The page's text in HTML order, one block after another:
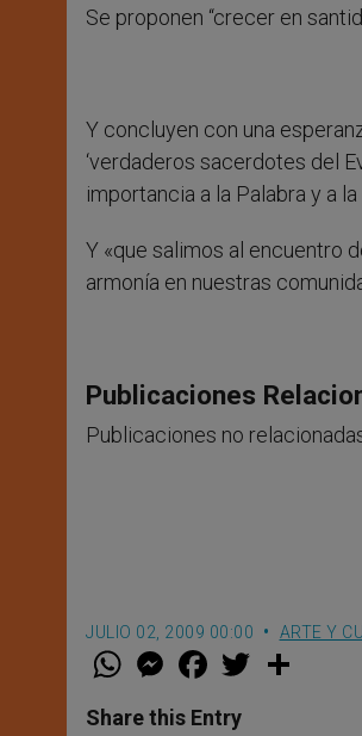
Se proponen “crecer en
Y concluyen con una
‘verdaderos sacerdotes del
importancia a la Palabra y a la
Y «que salimos al encuentro
armonía en nuestras
Publicaciones
Publicaciones no
JULIO 02, 2009 00:00 ARTE Y
W
t
s
M
e
s
e
F
a
e
b
w
Share this Entry